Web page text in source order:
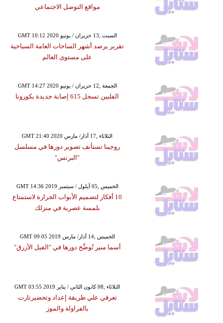
مواقع التوصل الاجتماعي
GMT 10:12 2020 السبت ,13 حزيران / يونيو
تقرير يرصد أشهر الساحات العامة السياحية
على مستوى العالم
GMT 14:27 2020 الجمعة ,12 حزيران / يونيو
الفلبين تسجل 615 إصابة جديدة بكورونا
GMT 21:40 2020 الثلاثاء ,17 آذار/ مارس
روجينا تستأنف تصوير دورها في مسلسل
"البرنس"
GMT 14:36 2019 الخميس ,05 أيلول / سبتمبر
10 أفكار لتصميم الأبواب الجرارة لاستمتاع
بلمسة عصرية في منزلك
GMT 09:05 2019 الخميس ,14 آذار/ مارس
أسما منير تُوضِّح دورها في "الفيل الأزرق"
GMT 03:55 2019 الثلاثاء ,08 كانون الثاني / يناير
تعرفي علي طريقة إعداد وتحضيرتارت
بالفراولة والموز